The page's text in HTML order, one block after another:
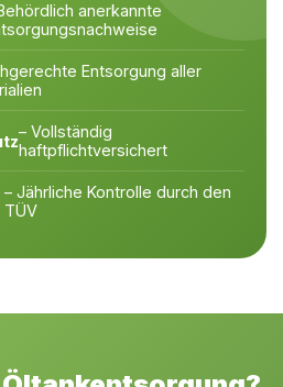
anerkannte
Entsorgung aller
– Vollständig
haftpflichtversichert
– Jährliche Kontrolle durch den
TÜV